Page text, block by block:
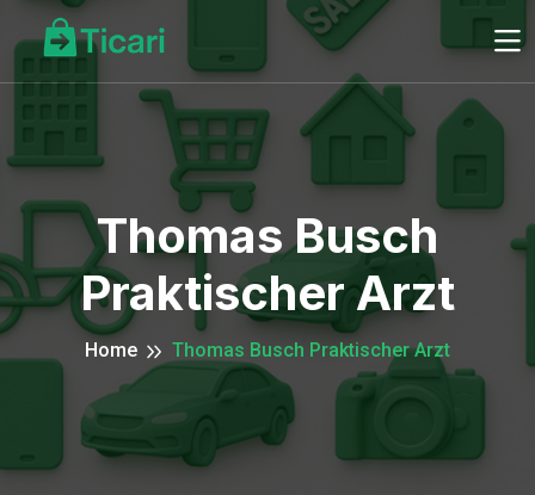
Thomas Busch
Praktischer Arzt
Home Thomas Busch Praktischer Arzt